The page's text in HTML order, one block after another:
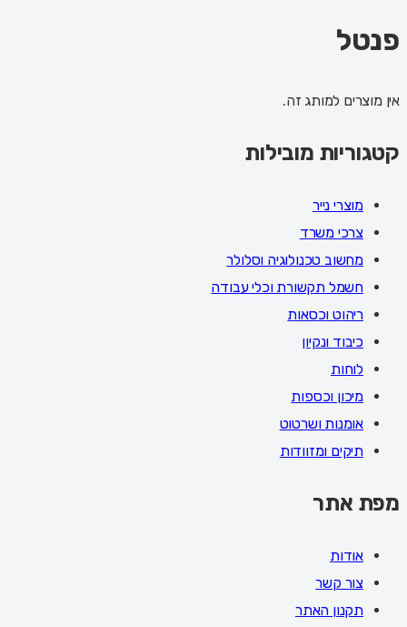
פנטל
אין מוצרים למותג זה.
קטגוריות מובילות
מוצרי נייר
צרכי משרד
מחשוב טכנולוגיה וסלולר
חשמל תקשורת וכלי עבודה
ריהוט וכסאות
כיבוד ונקיון
לוחות
מיכון וכספות
אומנות ושרטוט
תיקים ומזוודות
מפת אתר
אודות
צור קשר
תקנון האתר